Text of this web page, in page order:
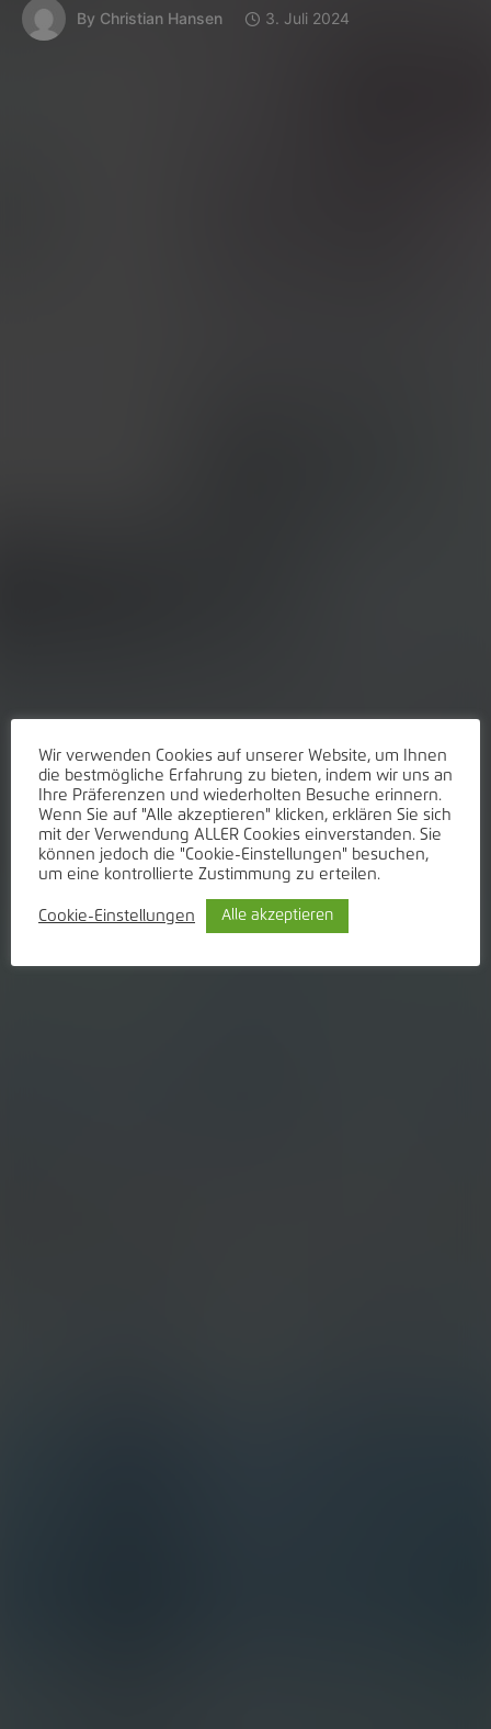
By Christian Hansen 3. Juli 2024
Wir verwenden Cookies auf unserer Website, um Ihnen
die bestmögliche Erfahrung zu bieten, indem wir uns an
Ihre Präferenzen und wiederholten Besuche erinnern.
Wenn Sie auf "Alle akzeptieren" klicken, erklären Sie sich
mit der Verwendung ALLER Cookies einverstanden. Sie
können jedoch die "Cookie-Einstellungen" besuchen,
um eine kontrollierte Zustimmung zu erteilen.
Cookie-Einstellungen Alle akzeptieren